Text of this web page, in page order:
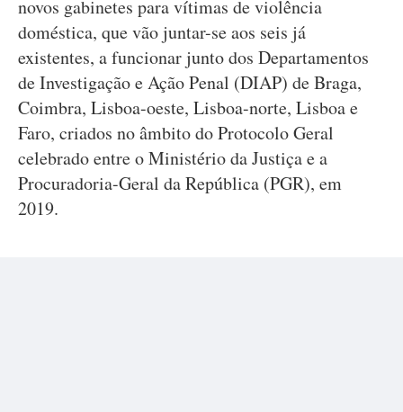
novos gabinetes para vítimas de violência
doméstica, que vão juntar-se aos seis já
existentes, a funcionar junto dos Departamentos
de Investigação e Ação Penal (DIAP) de Braga,
Coimbra, Lisboa-oeste, Lisboa-norte, Lisboa e
Faro, criados no âmbito do Protocolo Geral
celebrado entre o Ministério da Justiça e a
Procuradoria-Geral da República (PGR), em
2019.